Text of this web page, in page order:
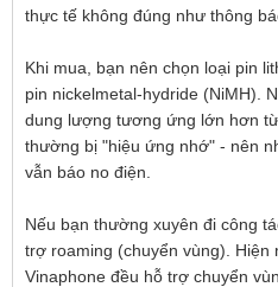
thực tế không đúng như thông
Khi mua, bạn nên chọn loại pin
pin nickelmetal-hydride (NiMH).
dung lượng tương ứng lớn hơn
thường bị "hiệu ứng nhớ" - nên
vẫn báo no điện.
Nếu bạn thường xuyên đi công
trợ roaming (chuyển vùng). Hiện
Vinaphone đều hỗ trợ chuyển